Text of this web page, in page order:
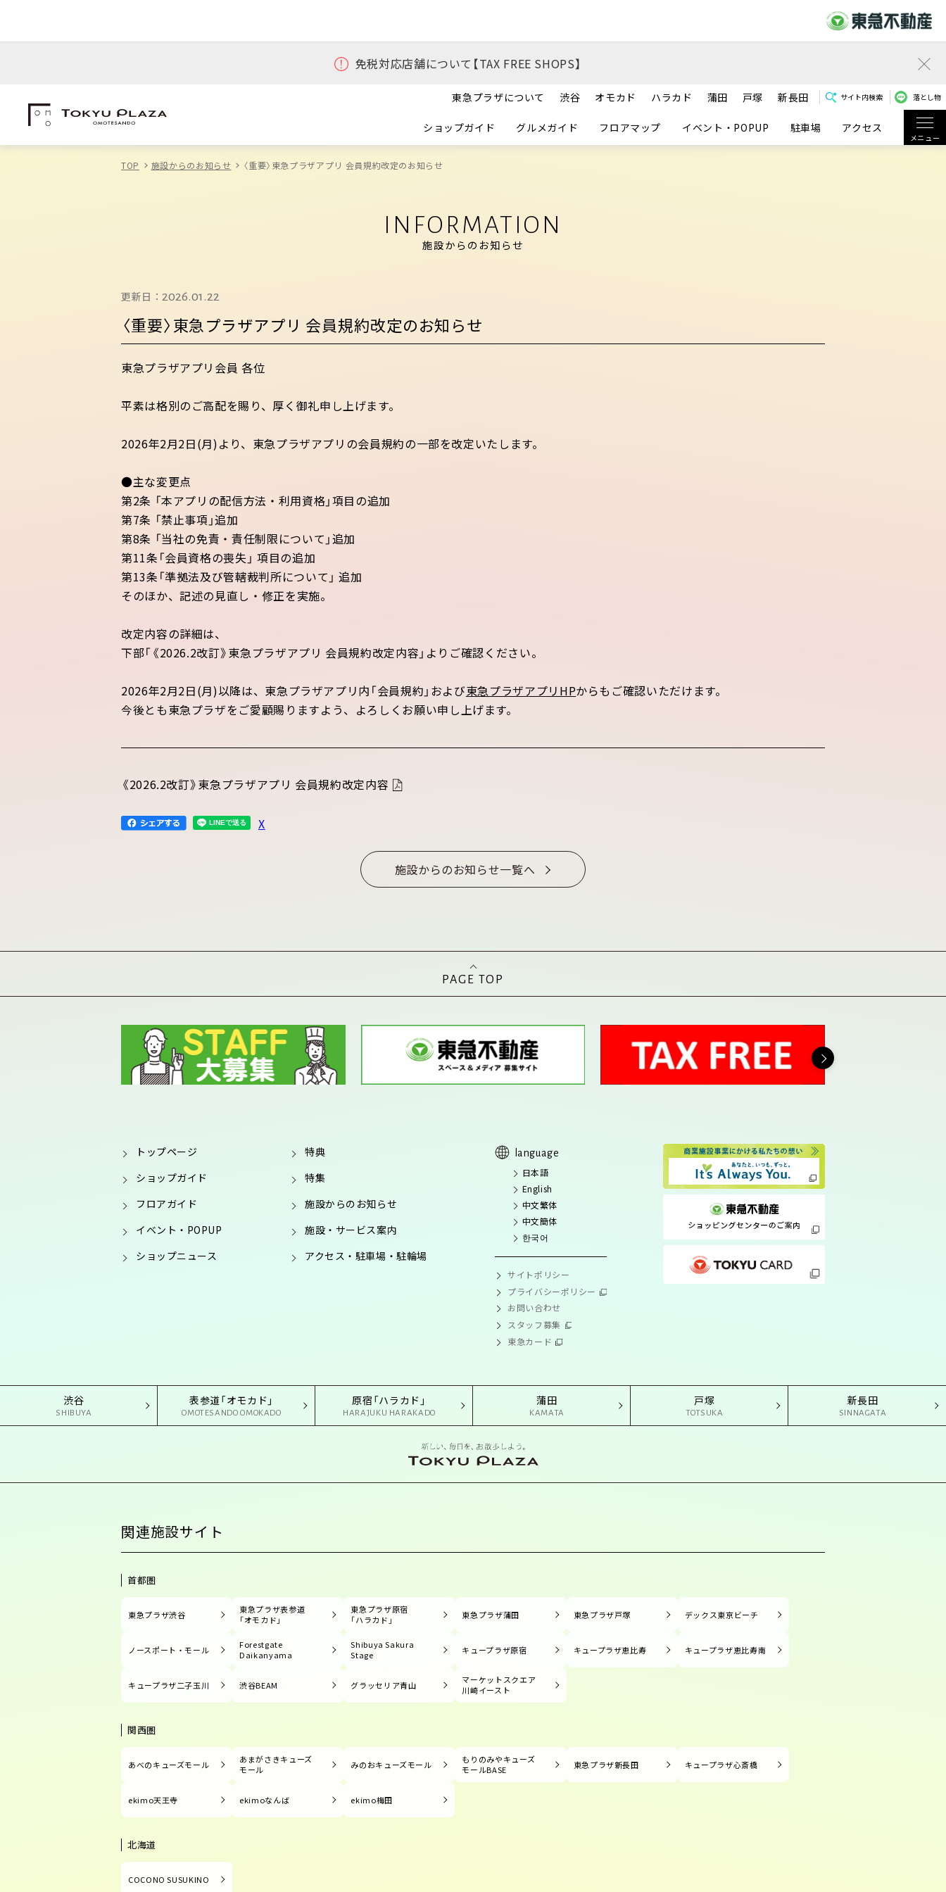
免税対応店舗について【TAX FREE SHOPS】
東急プラザについて 渋谷 オモカド ハラカド 蒲田 戸塚 新長田 サイト内検索 落とし物
ショップガイド グルメガイド フロアマップ イベント・POPUP 駐車場 アクセス
メニュー
TOP 施設からのお知らせ 〈重要〉東急プラザアプリ 会員規約改定のお知らせ
INFORMATION
施設からのお知らせ
更新日：2026.01.22
〈重要〉東急プラザアプリ 会員規約改定のお知らせ
東急プラザアプリ会員 各位
平素は格別のご高配を賜り、厚く御礼申し上げます。
2026年2月2日(月)より、東急プラザアプリの会員規約の一部を改定いたします。
●主な変更点
第2条 「本アプリの配信方法・利用資格」項目の追加
第7条 「禁止事項」追加
第8条 「当社の免責・責任制限について」追加
第11条「会員資格の喪失」 項目の追加
第13条「準拠法及び管轄裁判所について」 追加
そのほか、記述の見直し・修正を実施。
改定内容の詳細は、
下部「《2026.2改訂》東急プラザアプリ 会員規約改定内容」よりご確認ください。
2026年2月2日(月)以降は、東急プラザアプリ内「会員規約」および東急プラザアプリHPからもご確認いただけます。
今後とも東急プラザをご愛顧賜りますよう、よろしくお願い申し上げます。
《2026.2改訂》東急プラザアプリ 会員規約改定内容
X
施設からのお知らせ一覧へ
PAGE TOP
トップページ
ショップガイド
フロアガイド
イベント・POPUP
ショップニュース
特典
特集
施設からのお知らせ
施設・サービス案内
アクセス・駐車場・駐輪場
language
日本語
English
中文繁体
中文簡体
한국어
サイトポリシー
プライバシーポリシー
お問い合わせ
スタッフ募集
東急カード
渋谷
SHIBUYA
表参道「オモカド」
OMOTESANDO OMOKADO
原宿「ハラカド」
HARAJUKU HARAKADO
蒲田
KAMATA
戸塚
TOTSUKA
新長田
SINNAGATA
関連施設サイト
首都圏
東急プラザ渋谷
東急プラザ表参道
「オモカド」
東急プラザ原宿
「ハラカド」
東急プラザ蒲田 東急プラザ戸塚 デックス東京ビーチ
ノースポート・モール
Forestgate
Daikanyama
Shibuya Sakura
Stage
キュープラザ原宿 キュープラザ恵比寿 キュープラザ恵比寿南
キュープラザ二子玉川 渋谷BEAM グラッセリア青山
マーケットスクエア
川崎イースト
関西圏
あべのキューズモール
あまがさきキューズ
モール
みのおキューズモール
もりのみやキューズ
モールBASE
東急プラザ新長田 キュープラザ心斎橋
ekimo天王寺 ekimoなんば ekimo梅田
北海道
COCONO SUSUKINO